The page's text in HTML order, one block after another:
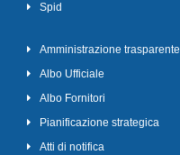
Spid
Amministrazione trasparente
Albo Ufficiale
Albo Fornitori
Pianificazione strategica
Atti di notifica